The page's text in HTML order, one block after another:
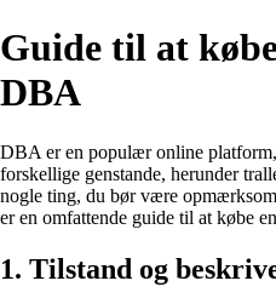
Guide til at
DBA
DBA er en populær online
forskellige genstande, herunder
nogle ting, du bør være
er en omfattende guide til at købe
1. Tilstand og